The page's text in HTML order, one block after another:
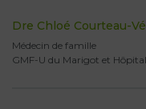
Dre Chloé Courteau-
Médecin de famille
GMF-U du Marigot et